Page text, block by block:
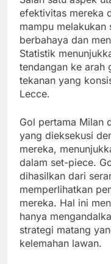
efektivitas mereka
mampu melakukan
berbahaya dan
Statistik
tendangan ke arah
tekanan yang
Lecce.
Gol pertama Milan
yang dieksekusi
mereka,
dalam set-piece.
dihasilkan dari
memperlihatkan
mereka. Hal ini
hanya
strategi matang
kelemahan lawan.